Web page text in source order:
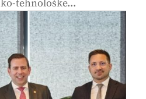
tehnološke...